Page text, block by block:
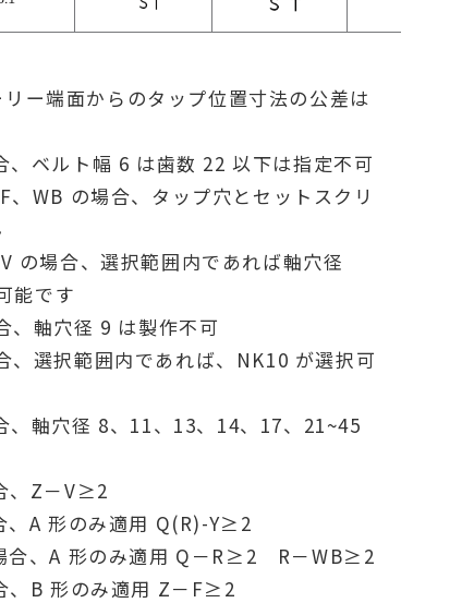
ー端面からのタップ位置寸法の公差は
、ベルト幅 6 は歯数 22 以下は指定不可
、WB の場合、タップ穴とセットスクリ
の場合、選択範囲内であれば軸穴径
能です
、軸穴径 9 は製作不可
、選択範囲内であれば、NK10 が選択可
、軸穴径 8、11、13、14、17、21~45
、Z－V≥2
、A 形のみ適用 Q(R)-Y≥2
合、A 形のみ適用 Q－R≥2 R－WB≥2
、B 形のみ適用 Z－F≥2